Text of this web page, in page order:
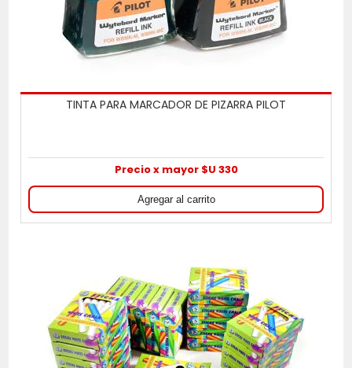
TINTA PARA MARCADOR DE PIZARRA PILOT
Precio x mayor $U 330